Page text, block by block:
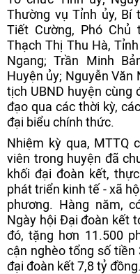
Thường vụ Tỉnh ủy, Bí
Tiết Cường, Phó Chủ
Thạch Thị Thu Hà,
Ngang; Trần Minh
Huyện ủy; Nguyễn Văn
tịch UBND huyện cùng
đạo qua các thời kỳ,
đại biểu chính thức.
Nhiệm kỳ qua, MTTQ
viên trong huyện đã
khối đại đoàn kết,
phát triển kinh tế - xã
phương. Hàng năm,
Ngày hội Đại đoàn kết
đó, tặng hơn 11.500
cận nghèo tổng số tiền
đại đoàn kết 7,8 tỷ đồng.